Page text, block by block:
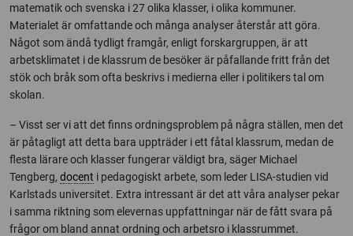
matematik och svenska i 27 olika klasser, i olika kommuner.
Materialet är omfattande och många analyser återstår att göra.
Något som ändå tydligt framgår, enligt forskargruppen, är att
arbetsklimatet i de klassrum de besöker är påfallande fritt från det
stök och bråk som ofta beskrivs i medierna eller i politikers tal om
skolan.
– Visst ser vi att det finns ordningsproblem på några ställen, men det
är påtagligt att detta bara uppträder i ett fåtal klassrum, medan de
flesta lärare och klasser fungerar väldigt bra, säger Michael
Tengberg, docent i pedagogiskt arbete, som leder LISA-studien vid
Karlstads universitet. Extra intressant är det att våra analyser pekar
i samma riktning som elevernas uppfattningar när de fått svara på
frågor om bland annat ordning och arbetsro i klassrummet.